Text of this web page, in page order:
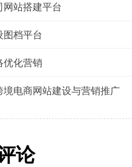
网站搭建平台
图档平台
优化营销
境电商网站建设与营销推广
论